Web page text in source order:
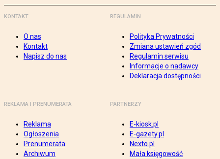
KONTAKT
O nas
Kontakt
Napisz do nas
REGULAMIN
Polityka Prywatności
Zmiana ustawień zgód
Regulamin serwisu
Informacje o nadawcy
Deklaracja dostępności
REKLAMA I PRENUMERATA
Reklama
Ogłoszenia
Prenumerata
Archiwum
PARTNERZY
E-kiosk.pl
E-gazety.pl
Nexto.pl
Mała księgowość